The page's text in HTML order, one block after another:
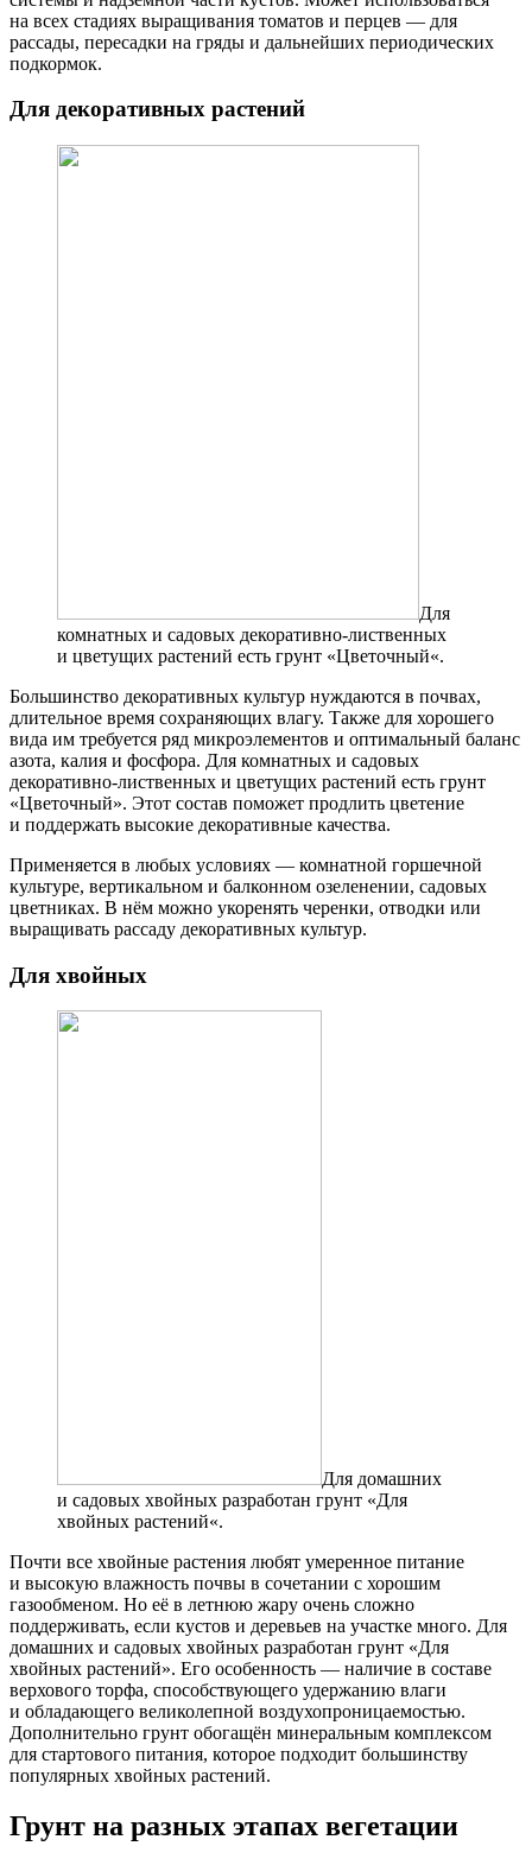
на всех стадиях выращивания томатов и перцев — для
рассады, пересадки на гряды и дальнейших периодических
подкормок.
Для декоративных растений
Для
комнатных и садовых декоративно-лиственных
и цветущих растений есть грунт «Цветочный«.
Большинство декоративных культур нуждаются в почвах,
длительное время сохраняющих влагу. Также для хорошего
вида им требуется ряд микроэлементов и оптимальный баланс
азота, калия и фосфора. Для комнатных и садовых
декоративно-лиственных и цветущих растений есть грунт
«Цветочный». Этот состав поможет продлить цветение
и поддержать высокие декоративные качества.
Применяется в любых условиях — комнатной горшечной
культуре, вертикальном и балконном озеленении, садовых
цветниках. В нём можно укоренять черенки, отводки или
выращивать рассаду декоративных культур.
Для хвойных
Для домашних
и садовых хвойных разработан грунт «Для
хвойных растений«.
Почти все хвойные растения любят умеренное питание
и высокую влажность почвы в сочетании с хорошим
газообменом. Но её в летнюю жару очень сложно
поддерживать, если кустов и деревьев на участке много. Для
домашних и садовых хвойных разработан грунт «Для
хвойных растений». Его особенность — наличие в составе
верхового торфа, способствующего удержанию влаги
и обладающего великолепной воздухопроницаемостью.
Дополнительно грунт обогащён минеральным комплексом
для стартового питания, которое подходит большинству
популярных хвойных растений.
Грунт на разных этапах вегетации